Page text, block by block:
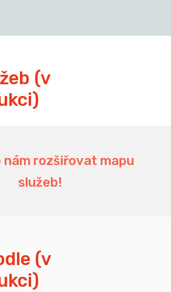
(v
nám rozšiřovat mapu
služeb!
(v